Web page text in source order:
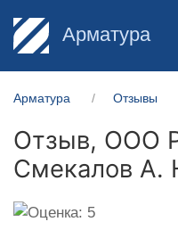
Арматура
Арматура Отзывы
Отзыв, ООО
Смекалов А.